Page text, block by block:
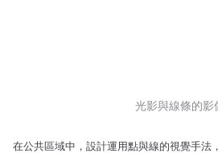
光影與線條的影
在公共區域中，設計運用點與線的視覺手法